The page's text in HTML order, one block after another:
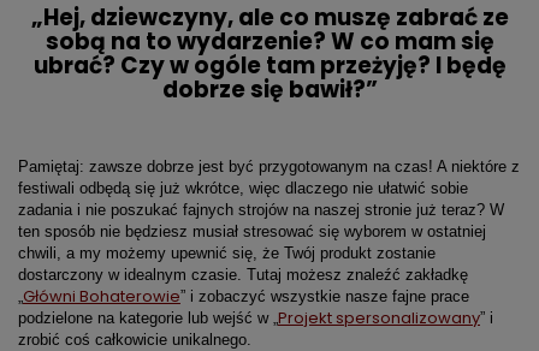
„Hej, dziewczyny, ale co muszę zabrać ze
sobą na to wydarzenie? W co mam się
ubrać? Czy w ogóle tam przeżyję? I będę
dobrze się bawił?”
Pamiętaj: zawsze dobrze jest być przygotowanym na czas! A niektóre z
festiwali odbędą się już wkrótce, więc dlaczego nie ułatwić sobie
zadania i nie poszukać fajnych strojów na naszej stronie już teraz? W
ten sposób nie będziesz musiał stresować się wyborem w ostatniej
chwili, a my możemy upewnić się, że Twój produkt zostanie
dostarczony w idealnym czasie. Tutaj możesz znaleźć zakładkę
„Główni Bohaterowie” i zobaczyć wszystkie nasze fajne prace
podzielone na kategorie lub wejść w „Projekt spersonalizowany” i
zrobić coś całkowicie unikalnego.